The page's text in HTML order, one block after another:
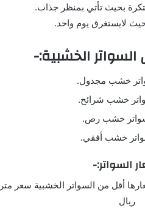
بحيث تأتي بمنظر جذاب.
لايستغرق يوم واحد.
الخشبية:-
خشب مجدول.
خشب شرائح.
خشب رص.
خشب أفقي.
السواتر:-
أقل من السواتر الخشبية سعر
ريال